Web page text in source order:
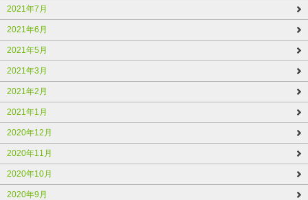
2021年7月
2021年6月
2021年5月
2021年3月
2021年2月
2021年1月
2020年12月
2020年11月
2020年10月
2020年9月